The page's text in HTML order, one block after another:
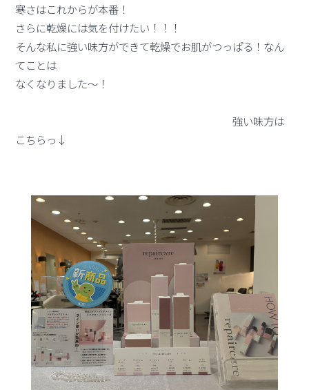
寒さはこれからが本番！
さらに乾燥には気を付けたい！！！
そんな私に強い味方ができて乾燥でお肌がつっぱる！なん
てことは
なくなりました～！
強い味方は
こちらっ↓